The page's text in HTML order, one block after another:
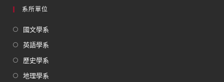
系所單位
國文學系
英語學系
歷史學系
地理學系